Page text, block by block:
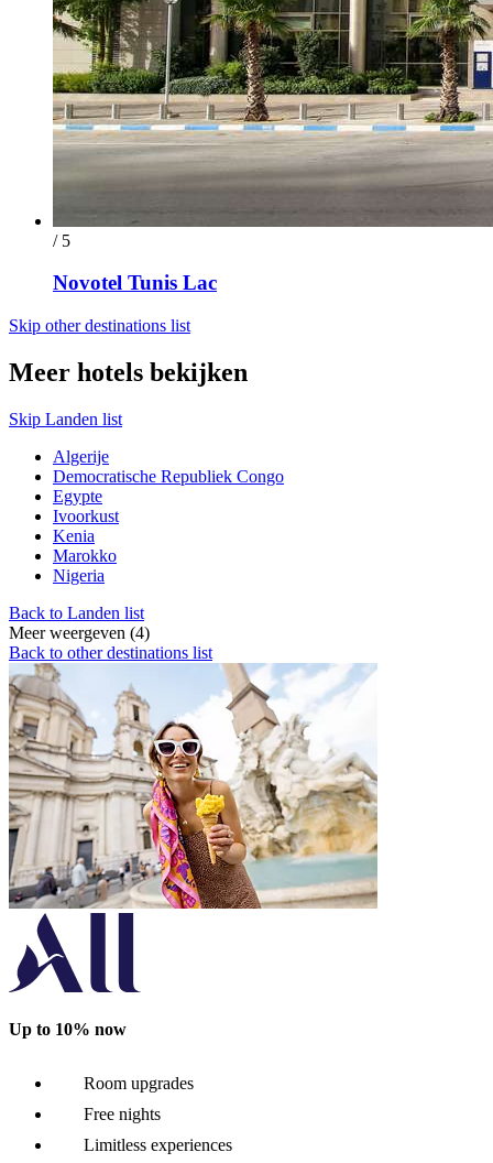
/ 5
Novotel Tunis Lac
Skip other destinations list
Meer hotels bekijken
Skip Landen list
Algerije
Democratische Republiek Congo
Egypte
Ivoorkust
Kenia
Marokko
Nigeria
Back to Landen list
Meer weergeven (4)
Back to other destinations list
Up to 10% now
Room upgrades
Free nights
Limitless experiences